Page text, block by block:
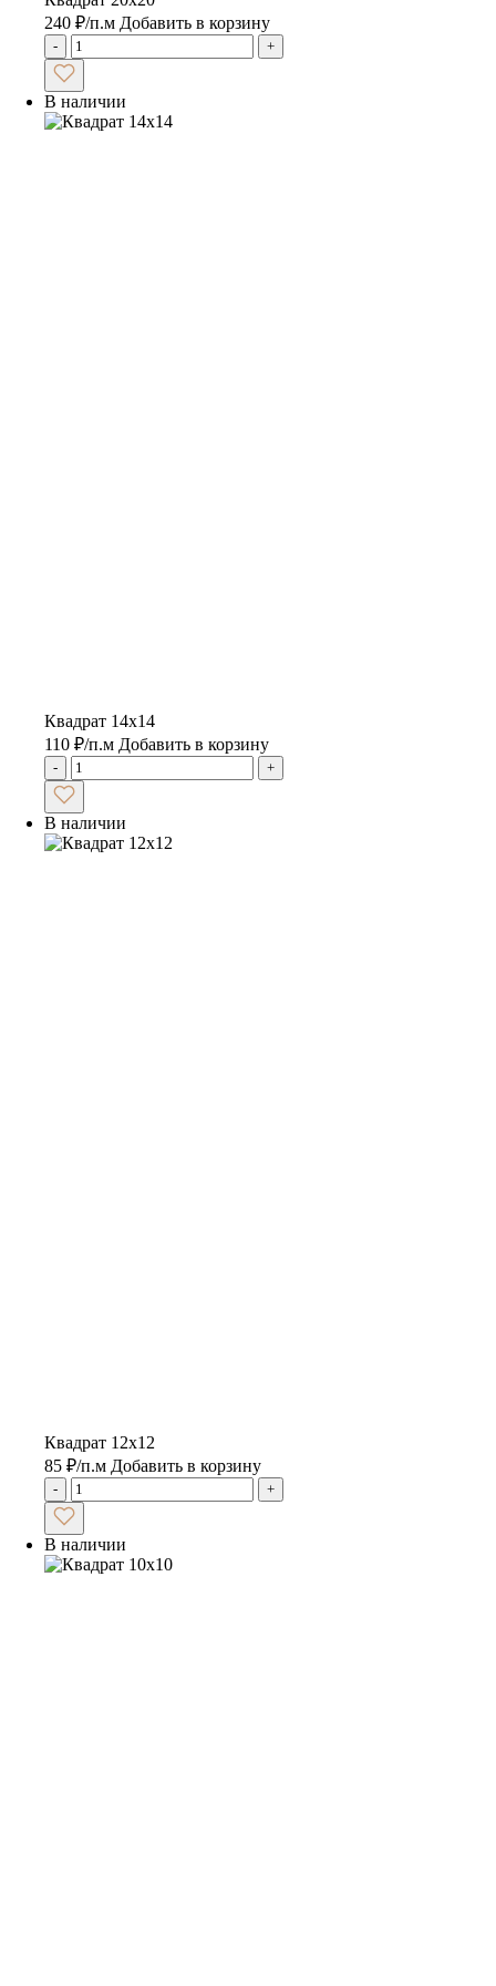
240 ₽/п.м Добавить в корзину
- +
В наличии
Квадрат 14х14
110 ₽/п.м Добавить в корзину
- +
В наличии
Квадрат 12х12
85 ₽/п.м Добавить в корзину
- +
В наличии